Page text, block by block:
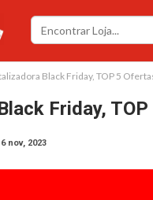
Black Friday, TOP 5
Friday,
6 nov, 2023